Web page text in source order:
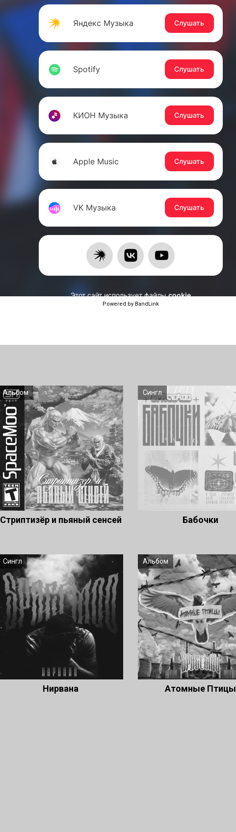
Powered by BandLink
Альбом
Стриптизёр и пьяный сенсей
Сингл
Бабочки
Сингл
Нирвана
Альбом
Атомные Птицы